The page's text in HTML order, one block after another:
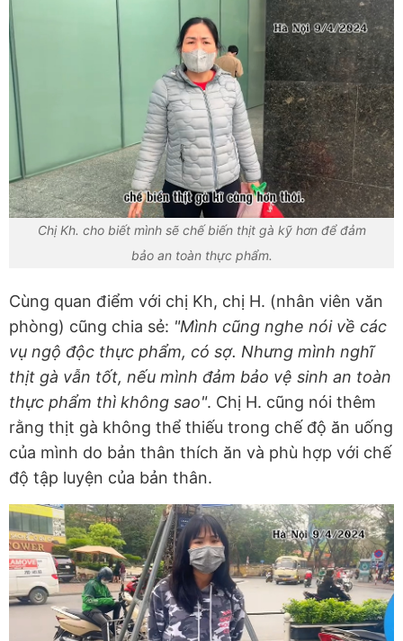
Chị Kh. cho biết mình sẽ chế biến thịt gà kỹ hơn để đảm
bảo an toàn thực phẩm.
Cùng quan điểm với chị Kh, chị H. (nhân viên văn
phòng) cũng chia sẻ: "Mình cũng nghe nói về các
vụ ngộ độc thực phẩm, có sợ. Nhưng mình nghĩ
thịt gà vẫn tốt, nếu mình đảm bảo vệ sinh an toàn
thực phẩm thì không sao". Chị H. cũng nói thêm
rằng thịt gà không thể thiếu trong chế độ ăn uống
của mình do bản thân thích ăn và phù hợp với chế
độ tập luyện của bản thân.